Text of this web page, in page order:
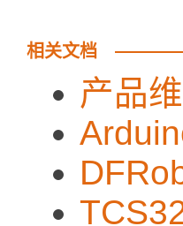
相关文档
产品